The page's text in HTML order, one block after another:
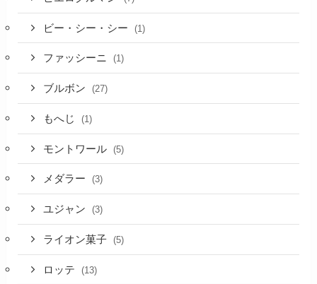
ビー・シー・シー (1)
ファッシーニ (1)
ブルボン (27)
もへじ (1)
モントワール (5)
メダラー (3)
ユジャン (3)
ライオン菓子 (5)
ロッテ (13)